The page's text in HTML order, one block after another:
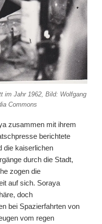
im Jahr 1962, Bild: Wolfgang
Commons
zusammen mit ihrem
berichtete
die kaiserlichen
durch die Stadt,
zogen die
auf sich. Soraya
doch
bei Spazierfahrten von
vom regen